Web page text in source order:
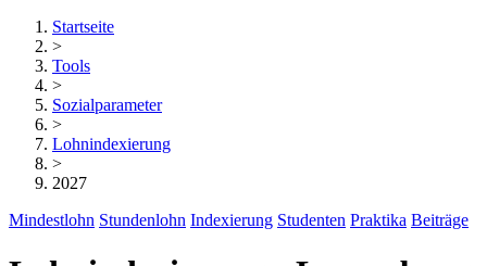
Startseite
>
Tools
>
Sozialparameter
>
Lohnindexierung
>
2027
Mindestlohn Stundenlohn Indexierung Studenten Praktika Beiträge